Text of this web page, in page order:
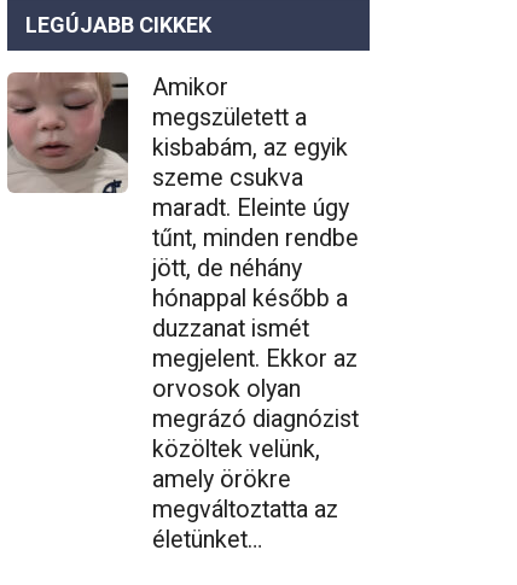
LEGÚJABB CIKKEK
Amikor
megszületett a
kisbabám, az egyik
szeme csukva
maradt. Eleinte úgy
tűnt, minden rendbe
jött, de néhány
hónappal később a
duzzanat ismét
megjelent. Ekkor az
orvosok olyan
megrázó diagnózist
közöltek velünk,
amely örökre
megváltoztatta az
életünket…